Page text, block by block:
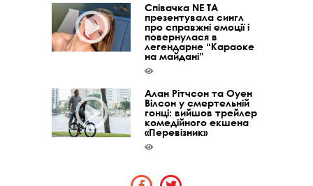
Співачка NE TA
презентувала сингл
про справжні емоції і
повернулася в
легендарне “Караоке
на майдані”
Алан Рітчсон та Оуен
Вілсон у смертельній
гонці: вийшов трейлер
комедійного екшена
«Перевізник»